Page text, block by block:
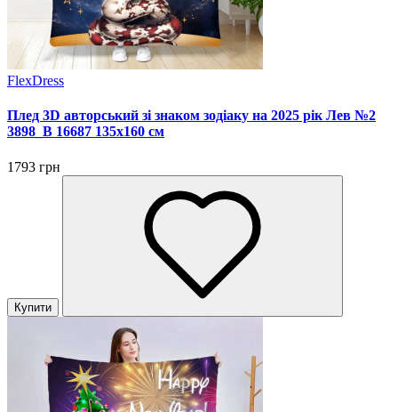
FlexDress
Плед 3D авторський зі знаком зодіаку на 2025 рік Лев №2
3898_B 16687 135х160 см
1793 грн
Купити